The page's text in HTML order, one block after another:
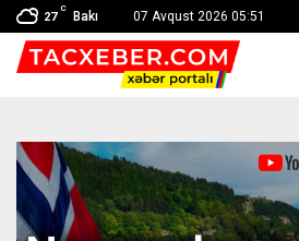
27
C
Bakı 07 Avqust 2026 05:51